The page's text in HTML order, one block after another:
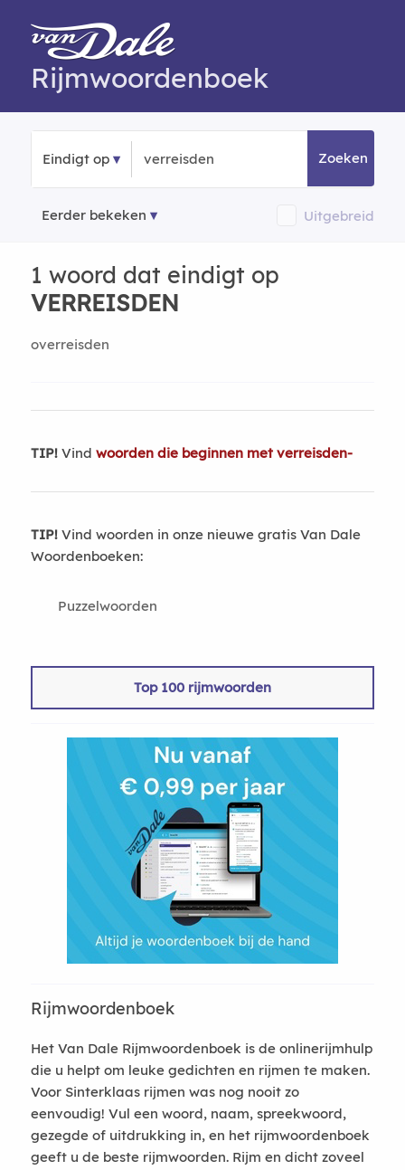
Rijmwoordenboek
Eindigt op Zoeken
Eerder bekeken Uitgebreid
1 woord dat eindigt op
VERREISDEN
overreisden
TIP!Vind woorden die beginnen met verreisden-
TIP!Vind woorden in onze nieuwe gratis Van Dale
Woordenboeken:
Puzzelwoorden
Top 100 rijmwoorden
Rijmwoordenboek
Het Van Dale Rijmwoordenboek is de onlinerijmhulp
die u helpt om leuke gedichten en rijmen te maken.
Voor Sinterklaas rijmen was nog nooit zo
eenvoudig! Vul een woord, naam, spreekwoord,
gezegde of uitdrukking in, en het rijmwoordenboek
geeft u de beste rijmwoorden. Rijm en dicht zoveel